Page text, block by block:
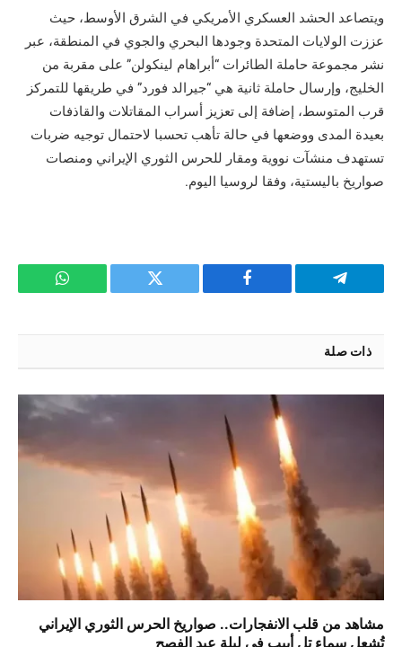
ويتصاعد الحشد العسكري الأمريكي في الشرق الأوسط، حيث
عززت الولايات المتحدة وجودها البحري والجوي في المنطقة، عبر
نشر مجموعة حاملة الطائرات “أبراهام لينكولن” على مقربة من
الخليج، وإرسال حاملة ثانية هي “جيرالد فورد” في طريقها للتمركز
قرب المتوسط، إضافة إلى تعزيز أسراب المقاتلات والقاذفات
بعيدة المدى ووضعها في حالة تأهب تحسبا لاحتمال توجيه ضربات
تستهدف منشآت نووية ومقار للحرس الثوري الإيراني ومنصات
صواريخ باليستية، وفقا لروسيا اليوم.
تيلقرام فيسبوك تويتر واتساب
ذات صلة
مشاهد من قلب الانفجارات.. صواريخ الحرس الثوري الإيراني
تُشعل سماء تل أبيب في ليلة عيد الفصح